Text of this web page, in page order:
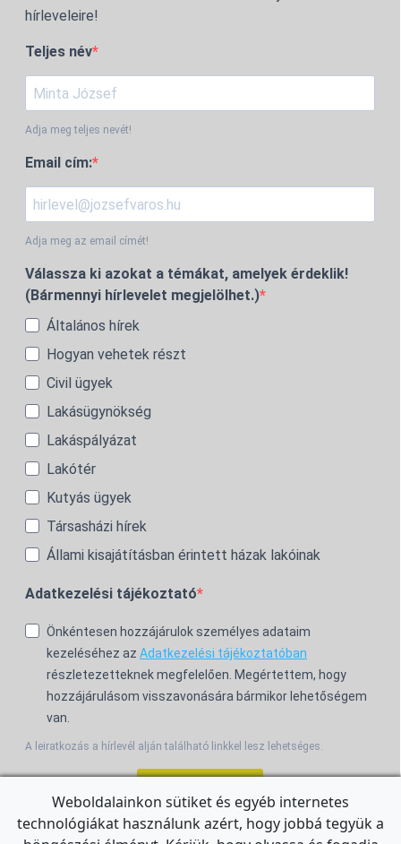
hírleveleire!
Teljes név
Adja meg teljes nevét!
Email cím:
Adja meg az email címét!
Válassza ki azokat a témákat, amelyek érdeklik!
(Bármennyi hírlevelet megjelölhet.)
Általános hírek
Hogyan vehetek részt
Civil ügyek
Lakásügynökség
Lakáspályázat
Lakótér
Kutyás ügyek
Társasházi hírek
Állami kisajátításban érintett házak lakóinak
Adatkezelési tájékoztató
Önkéntesen hozzájárulok személyes adataim
kezeléséhez az Adatkezelési tájékoztatóban
részletezetteknek megfelelően. Megértettem, hogy
hozzájárulásom visszavonására bármikor lehetőségem
van.
A leiratkozás a hírlevél alján található linkkel lesz lehetséges.
For the English Newsletter, clickHERE.
Weboldalainkon sütiket és egyéb internetes
technológiákat használunk azért, hogy jobbá tegyük a